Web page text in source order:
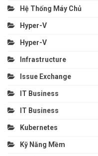
Hệ Thống Máy Chủ
Hyper-V
Hyper-V
Infrastructure
Issue Exchange
IT Business
IT Business
Kubernetes
Kỹ Năng Mềm